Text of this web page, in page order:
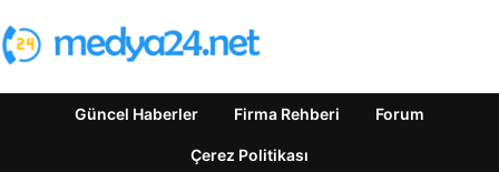
Güncel Haberler Firma Rehberi Forum
Çerez Politikası